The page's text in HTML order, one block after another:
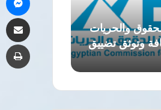
والحريات
وتوثق تضييق
قضية
فساد
اختلاس
بمستشفى